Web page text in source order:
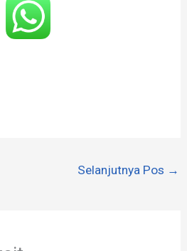
Selanjutnya Pos →